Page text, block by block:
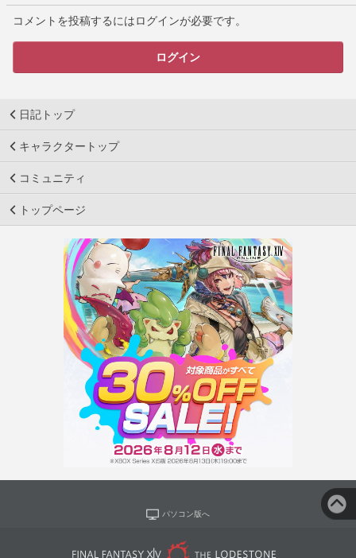
コメントを投稿するにはログインが必要です。
ログイン
日記トップ
キャラクタートップ
コミュニティ
トップページ
パソコン版へ